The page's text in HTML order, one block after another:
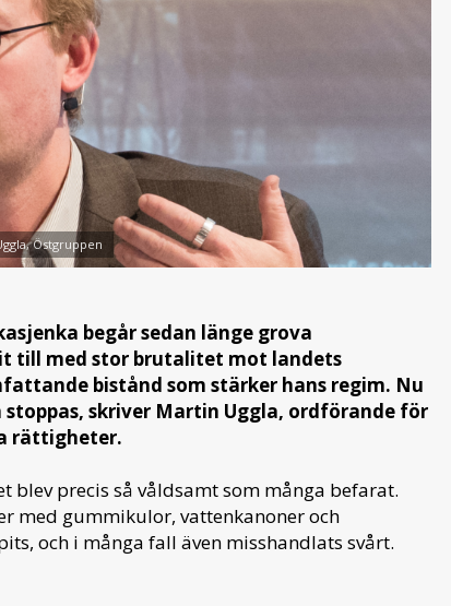
Östgruppen
begår sedan länge grova
till med stor brutalitet mot landets
bistånd som stärker hans regim. Nu
skriver Martin Uggla, ordförande för
rättigheter.
precis så våldsamt som många befarat.
med gummikulor, vattenkanoner och
och i många fall även misshandlats svårt.